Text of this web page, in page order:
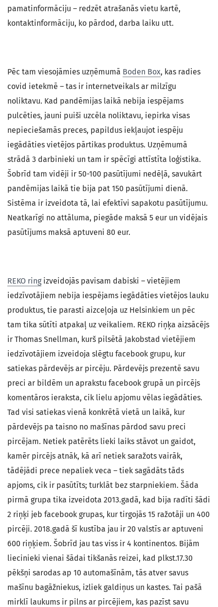
pamatinformāciju – redzēt atrašanās vietu kartē,
kontaktinformāciju, ko pārdod, darba laiku utt.
Pēc tam viesojāmies uzņēmumā Boden Box, kas radies
covid ietekmē – tas ir internetveikals ar milzīgu
noliktavu. Kad pandēmijas laikā nebija iespējams
pulcēties, jauni puiši uzcēla noliktavu, iepirka visas
nepieciešamās preces, papildus iekļaujot iespēju
iegādāties vietējos pārtikas produktus. Uzņēmumā
strādā 3 darbinieki un tam ir spēcīgi attīstīta loģistika.
Šobrīd tam vidēji ir 50-100 pasūtījumi nedēļā, savukārt
pandēmijas laikā tie bija pat 150 pasūtījumi dienā.
Sistēma ir izveidota tā, lai efektīvi sapakotu pasūtījumu.
Neatkarīgi no attāluma, piegāde maksā 5 eur un vidējais
pasūtījums maksā aptuveni 80 eur.
REKO ringizveidojās pavisam dabiski – vietējiem
iedzīvotājiem nebija iespējams iegādāties vietējos lauku
produktus, tie parasti aizceļoja uz Helsinkiem un pēc
tam tika sūtīti atpakaļ uz veikaliem. REKO riņķa aizsācējs
ir Thomas Snellman, kurš pilsētā Jakobstad vietējiem
iedzīvotājiem izveidoja slēgtu facebook grupu, kur
satiekas pārdevējs ar pircēju. Pārdevējs prezentē savu
preci ar bildēm un aprakstu facebook grupā un pircējs
komentāros ieraksta, cik lielu apjomu vēlas iegādāties.
Tad visi satiekas vienā konkrētā vietā un laikā, kur
pārdevējs pa taisno no mašīnas pārdod savu preci
pircējam. Netiek patērēts lieki laiks stāvot un gaidot,
kamēr pircējs atnāk, kā arī netiek saražots vairāk,
tādējādi prece nepaliek veca – tiek sagādāts tāds
apjoms, cik ir pasūtīts; turklāt bez starpniekiem. Šāda
pirmā grupa tika izveidota 2013.gadā, kad bija radīti šādi
2 riņķi jeb facebook grupas, kur tirgojās 15 ražotāji un 400
pircēji. 2018.gadā šī kustība jau ir 20 valstīs ar aptuveni
600 riņķiem. Šobrīd jau tas viss ir 4 kontinentos. Bijām
liecinieki vienai šādai tikšanās reizei, kad plkst.17.30
pēkšņi sarodas ap 10 automašīnām, tās atver savus
mašīnu bagāžniekus, izliek galdiņus un kastes. Tai pašā
mirklī laukums ir pilns ar pircējiem, kas pazīst savu